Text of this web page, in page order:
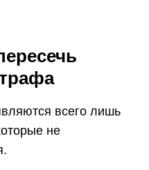
всего лишь
не